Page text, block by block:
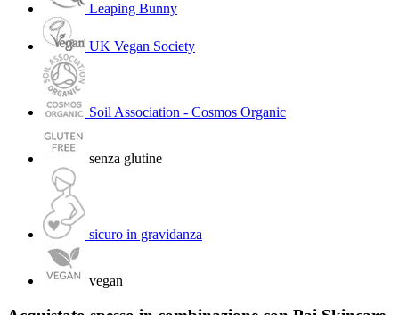
Leaping Bunny
UK Vegan Society
Soil Association - Cosmos Organic
senza glutine
sicuro in gravidanza
vegan